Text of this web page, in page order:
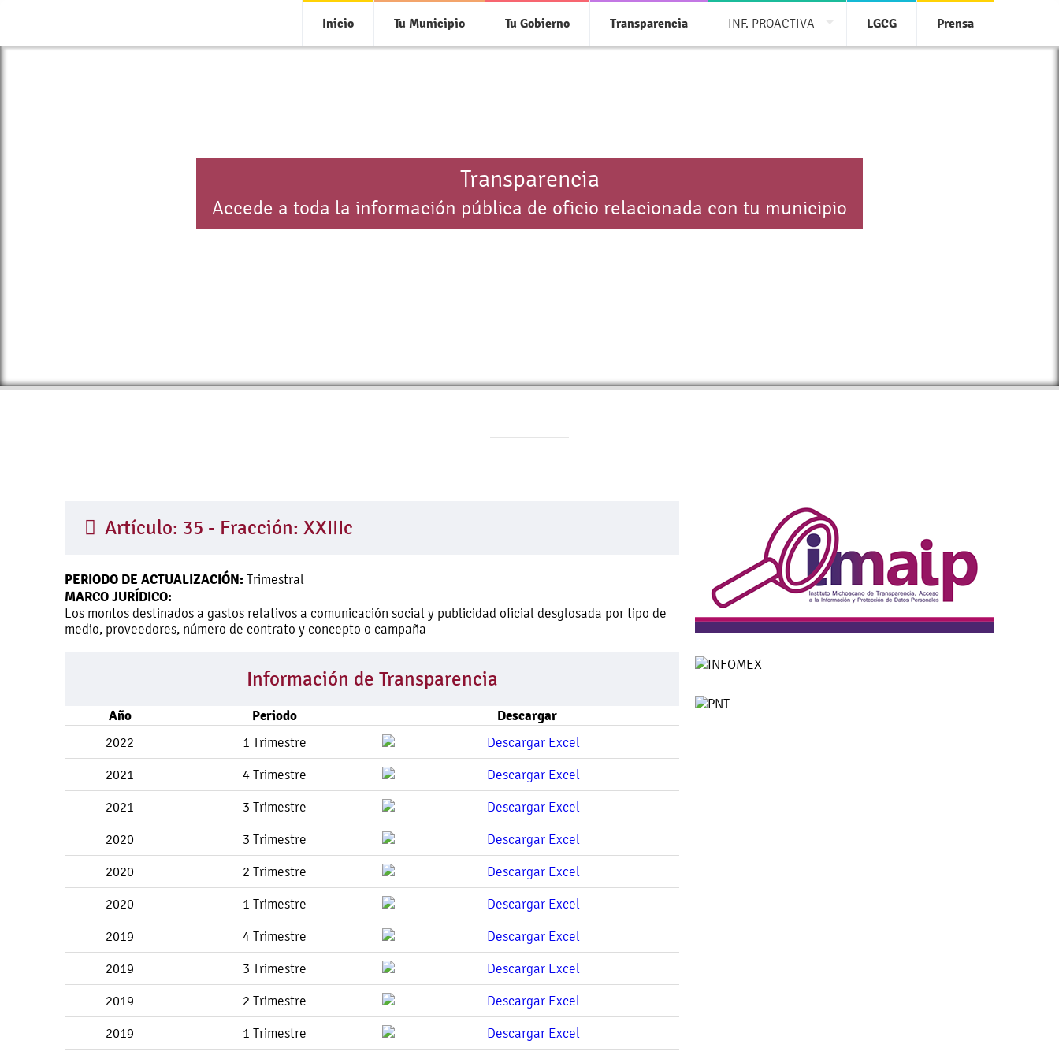
Inicio Tu Municipio Tu Gobierno Transparencia INF. PROACTIVA LGCG Prensa
Transparencia
Accede a toda la información pública de oficio relacionada con tu municipio
Artículo: 35 - Fracción: XXIIIc
PERIODO DE ACTUALIZACIÓN: Trimestral
MARCO JURÍDICO:
Los montos destinados a gastos relativos a comunicación social y publicidad oficial desglosada por tipo de
medio, proveedores, número de contrato y concepto o campaña
Información de Transparencia
Año Periodo Descargar
2022 1 Trimestre
2021 4 Trimestre
2021 3 Trimestre
2020 3 Trimestre
2020 2 Trimestre
2020 1 Trimestre
2019 4 Trimestre
2019 3 Trimestre
2019 2 Trimestre
2019 1 Trimestre